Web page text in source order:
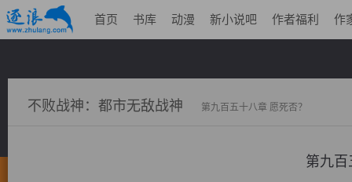
首页 书库 动漫 新小说吧 作者福利 作
不败战神：都市无敌战神 第九百五十八章 愿死否？
第九百